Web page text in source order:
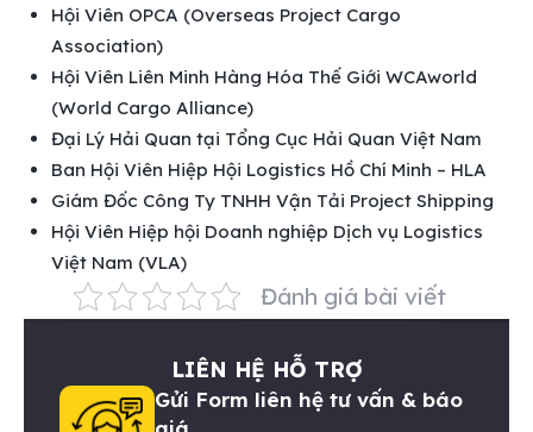
Hội Viên OPCA (Overseas Project Cargo
Association)
Hội Viên Liên Minh Hàng Hóa Thế Giới WCAworld
(World Cargo Alliance)
Đại Lý Hải Quan tại Tổng Cục Hải Quan Việt Nam
Ban Hội Viên Hiệp Hội Logistics Hồ Chí Minh – HLA
Giám Đốc Công Ty TNHH Vận Tải Project Shipping
Hội Viên Hiệp hội Doanh nghiệp Dịch vụ Logistics
Việt Nam (VLA)
Đánh giá bài viết
LIÊN HỆ HỖ TRỢ
Gửi Form liên hệ tư vấn & báo